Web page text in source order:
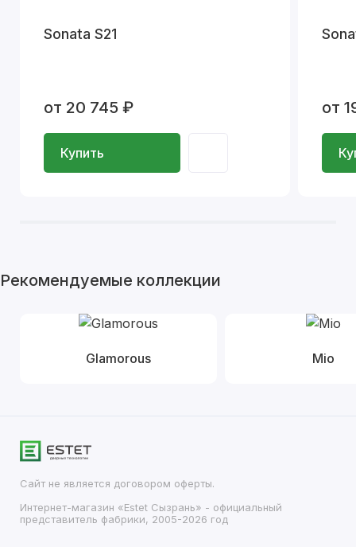
Sonata S21
от 20 745 ₽
Купить
от
Рекомендуемые коллекции
Glamorous Mio
Сайт не является договором оферты.
Интернет-магазин «Estet Сызрань» - официальный
представитель фабрики, 2005-2026 год